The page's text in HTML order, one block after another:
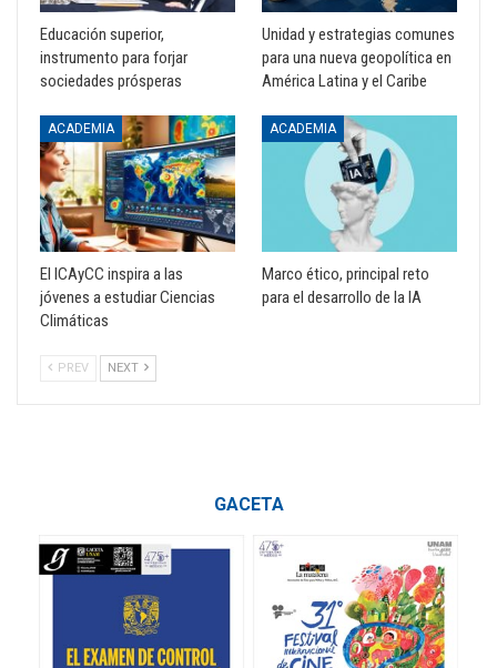
Educación superior,
instrumento para forjar
sociedades prósperas
Unidad y estrategias comunes
para una nueva geopolítica en
América Latina y el Caribe
ACADEMIA
El ICAyCC inspira a las
jóvenes a estudiar Ciencias
Climáticas
ACADEMIA
Marco ético, principal reto
para el desarrollo de la IA
PREV NEXT
GACETA